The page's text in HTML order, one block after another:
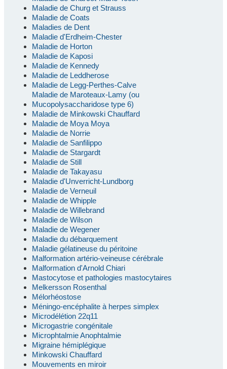
Maladie de Churg et Strauss
Maladie de Coats
Maladies de Dent
Maladie d'Erdheim-Chester
Maladie de Horton
Maladie de Kaposi
Maladie de Kennedy
Maladie de Leddherose
Maladie de Legg-Perthes-Calve
Maladie de Maroteaux-Lamy (ou
Mucopolysaccharidose type 6)
Maladie de Minkowski Chauffard
Maladie de Moya Moya
Maladie de Norrie
Maladie de Sanfilippo
Maladie de Stargardt
Maladie de Still
Maladie de Takayasu
Maladie d'Unverricht-Lundborg
Maladie de Verneuil
Maladie de Whipple
Maladie de Willebrand
Maladie de Wilson
Maladie de Wegener
Maladie du débarquement
Maladie gélatineuse du péritoine
Malformation artério-veineuse cérébrale
Malformation d'Arnold Chiari
Mastocytose et pathologies mastocytaires
Melkersson Rosenthal
Mélorhéostose
Méningo-encéphalite à herpes simplex
Microdélétion 22q11
Microgastrie congénitale
Microphtalmie Anophtalmie
Migraine hémiplégique
Minkowski Chauffard
Mouvements en miroir